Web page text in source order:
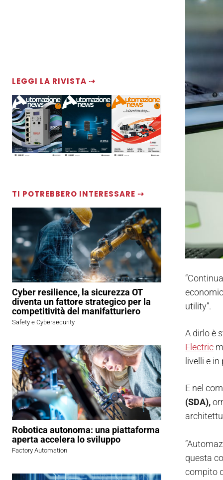
LEGGI LA RIVISTA ⇢
TI POTREBBERO INTERESSARE ⇢
Cyber resilience, la sicurezza OT
diventa un fattore strategico per la
competitività del manifatturiero
Safety e Cybersecurity
Robotica autonoma: una piattaforma
aperta accelera lo sviluppo
Factory Automation
utility”.
A dirlo è
Electric
livelli e
E nel
(SDA),
questa
compito